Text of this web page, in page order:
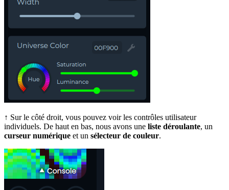
↑ Sur le côté droit, vous pouvez voir les contrôles utilisateur
individuels. De haut en bas, nous avons une liste déroulante, un
curseur numérique et un sélecteur de couleur.